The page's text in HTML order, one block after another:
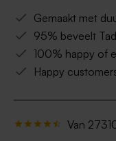
Gemaakt met
95% beveelt
100% happy of
Happy
Van